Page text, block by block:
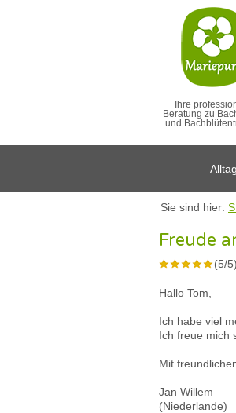
Ihre
Beratung zu
und
Sie sind hier:
Freude
(5/5)
Hallo Tom,
Ich habe viel
Ich freue mich
Mit
Jan Willem
(Niederlande)